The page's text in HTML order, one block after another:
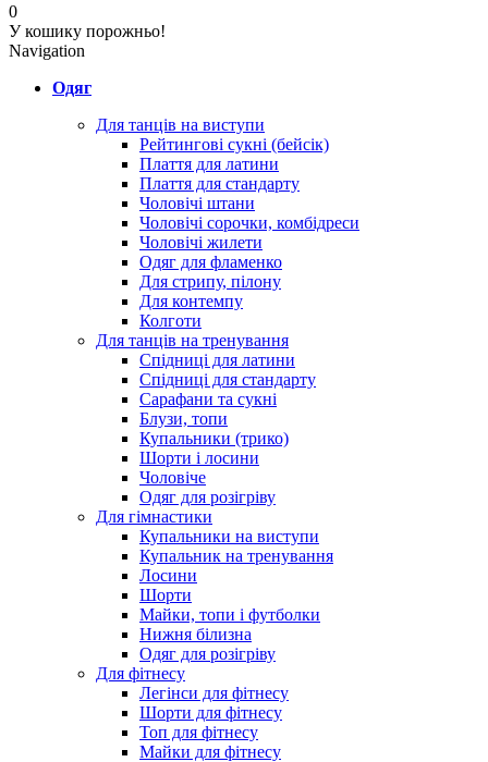
0
У кошику порожньо!
Navigation
Одяг
Для танців на виступи
Рейтингові сукні (бейсік)
Плаття для латини
Плаття для стандарту
Чоловічі штани
Чоловічі сорочки, комбідреси
Чоловічі жилети
Одяг для фламенко
Для стрипу, пілону
Для контемпу
Колготи
Для танців на тренування
Спідниці для латини
Спідниці для стандарту
Сарафани та сукні
Блузи, топи
Купальники (трико)
Шорти і лосини
Чоловіче
Одяг для розігріву
Для гімнастики
Купальники на виступи
Купальник на тренування
Лосини
Шорти
Майки, топи і футболки
Нижня білизна
Одяг для розігріву
Для фітнесу
Легінси для фітнесу
Шорти для фітнесу
Топ для фітнесу
Майки для фітнесу